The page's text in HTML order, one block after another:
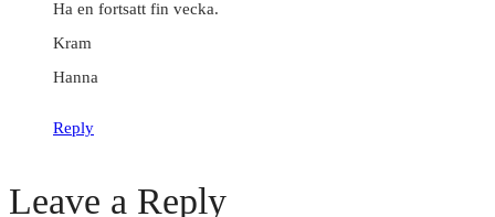
Ha en fortsatt fin vecka.
Kram
Hanna
Reply
Leave a Reply